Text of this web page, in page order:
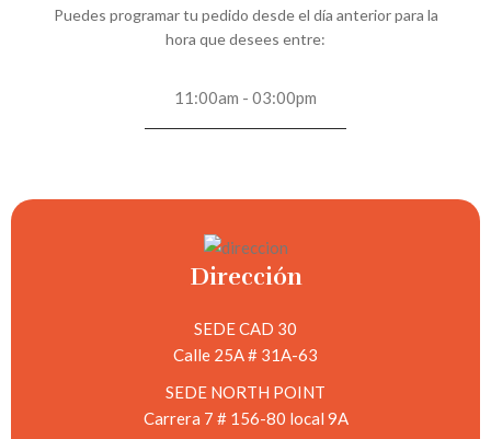
Puedes programar tu pedido desde el día anterior para la
hora que desees entre:
11:00am - 03:00pm
Dirección
SEDE CAD 30
Calle 25A # 31A-63
SEDE NORTH POINT
Carrera 7 # 156-80 local 9A